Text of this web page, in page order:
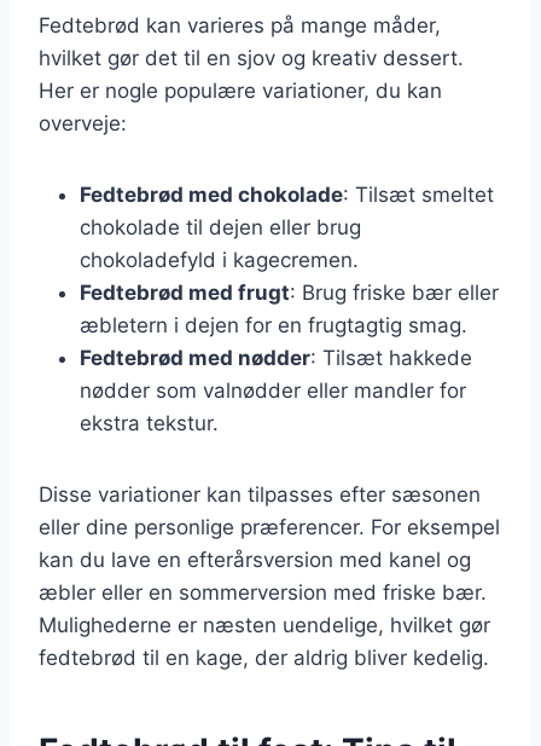
Fedtebrød kan varieres på mange måder,
hvilket gør det til en sjov og kreativ dessert.
Her er nogle populære variationer, du kan
overveje:
Fedtebrød med chokolade: Tilsæt smeltet
chokolade til dejen eller brug
chokoladefyld i kagecremen.
Fedtebrød med frugt: Brug friske bær eller
æbletern i dejen for en frugtagtig smag.
Fedtebrød med nødder: Tilsæt hakkede
nødder som valnødder eller mandler for
ekstra tekstur.
Disse variationer kan tilpasses efter sæsonen
eller dine personlige præferencer. For eksempel
kan du lave en efterårsversion med kanel og
æbler eller en sommerversion med friske bær.
Mulighederne er næsten uendelige, hvilket gør
fedtebrød til en kage, der aldrig bliver kedelig.